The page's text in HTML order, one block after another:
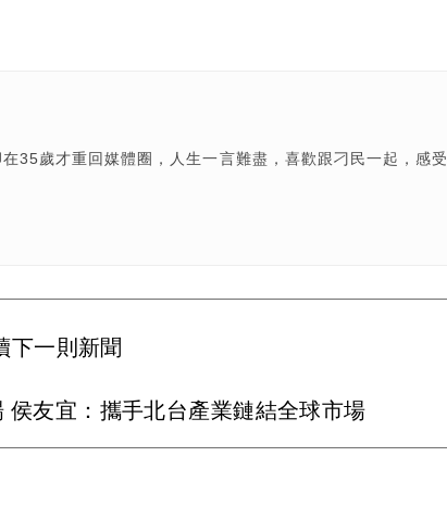
35歲才重回媒體圈，人生一言難盡，喜歡跟刁民一起，感受
下一則新聞
友宜：攜手北台產業鏈結全球市場